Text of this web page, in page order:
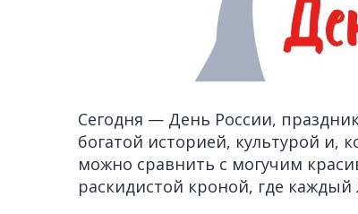
Сегодня — День России,
богатой историей, культурой и,
можно сравнить с могучим
раскидистой кроной, где